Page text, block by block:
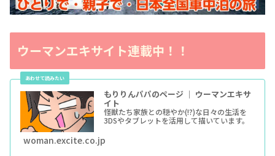
ウーマンエキサイト連載中！！
もりりんパパのページ ｜ ウーマンエキサ
イト
怪獣たち家族との穏やか(!?)な日々の生活を
3DSやタブレットを活用して描いています。
woman.excite.co.jp